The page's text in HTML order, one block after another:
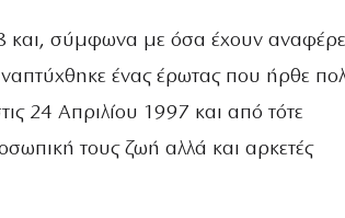
και, σύμφωνα με όσα έχουν
ένας έρωτας που ήρθε
24 Απριλίου 1997 και από τότε
τους ζωή αλλά και αρκετές